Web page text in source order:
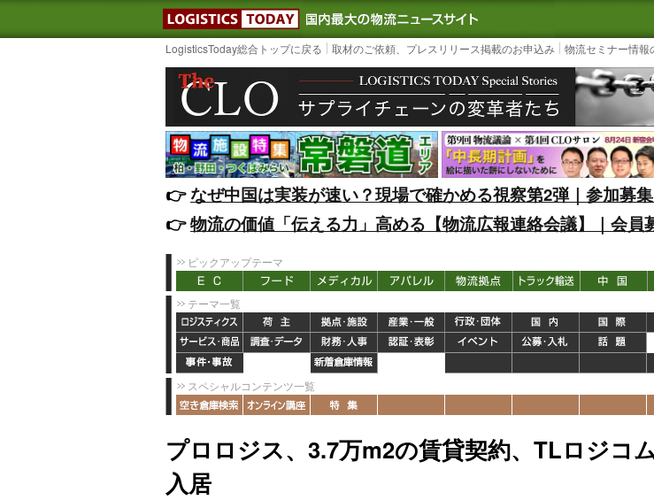
LOGISTICS TODAY｜国内最大の物流ニュースサイト
3PL, SCMな
LogisticsToday総合トップに戻る 取材のご依頼、プレスリリース掲載のお申込み 物流セミナー情報
👉️なぜ中国は実装が速い？現場で確かめる視察第2弾｜参加募
👉️物流の価値「伝える力」高める【物流広報連絡会議】｜会員
ピックアップテーマ
テーマ一覧
スペシャルコンテンツ一覧
プロロジス、3.7万m2の賃貸契約、TLロジコ
入居